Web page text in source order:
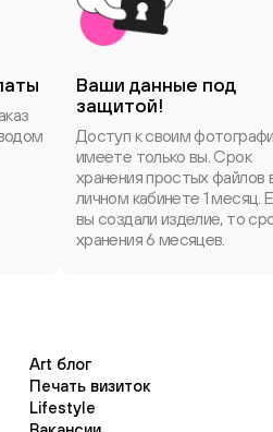
Ваши данные под
защитой!
Доступ к своим
имеете только вы. Срок
хранения простых файлов
личном кабинете 1 месяц.
вы создали изделие, то
хранения 6 месяцев.
Art блог
Печать визиток
Lifestyle